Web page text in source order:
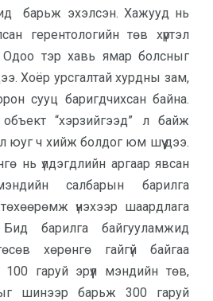
барьж эхэлсэн. Хажууд нь
герентологийн төв хүртэл
Одоо тэр хавь ямар болсныг
Хоёр урсгалтай хурдны зам,
сууц баригдчихсан байна.
“хэрзийгээд” л байж
юуг ч хийж болдог юм шүү дээ.
нь үлдэгдлийн аргаар явсан
салбарын барилга
үнэхээр шаардлага
Бид барилга байгууламжид
хөрөнгө гайгүй байгаа
гаруй эрүүл мэндийн төв,
шинээр барьж 300 гаруй